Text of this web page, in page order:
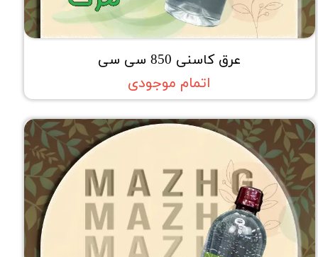
عرق کاسنی 850 سی سی
اتمام موجودی